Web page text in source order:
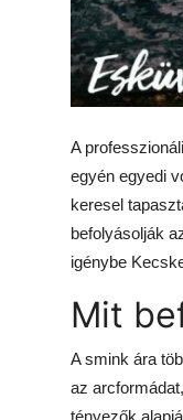
A
egyén egyedi
keresel
befolyásolják
igénybe
Mit
A smink ára
az
tényezők